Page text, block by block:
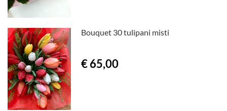
Bouquet 30 tulipani misti
€ 65,00